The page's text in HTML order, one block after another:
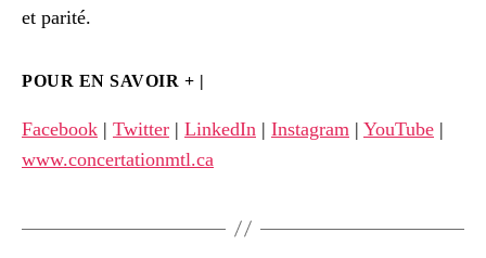
et parité.
POUR EN SAVOIR + |
Facebook | Twitter | LinkedIn | Instagram | YouTube |
www.concertationmtl.ca